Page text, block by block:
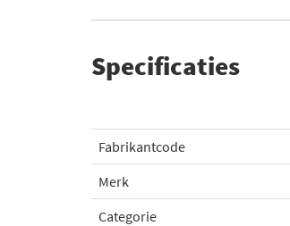
Specificaties
Fabrikantcode
Merk
Categorie